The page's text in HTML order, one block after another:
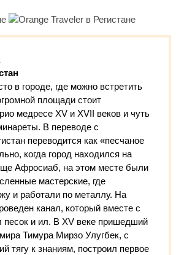
в городе, где можно встретить
площади стоит
медресе XV и XVII веков и чуть
В переводе с
переводится как «песчаное
когда город находился на
Афросиаб, на этом месте были
мастерские, где
и работали по металлу. На
канал, который вместе с
песок и ил. В XV веке пришедший
Тимура Мирзо Улугбек, с
тягу к знаниям, построил первое